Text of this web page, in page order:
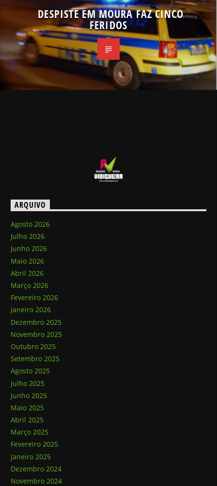
DESPISTE EM MOURA FAZ CINCO
FERIDOS
ARQUIVO
Agosto 2026
Julho 2026
Junho 2026
Maio 2026
Abril 2026
Março 2026
Fevereiro 2026
Janeiro 2026
Dezembro 2025
Novembro 2025
Outubro 2025
Setembro 2025
Agosto 2025
Julho 2025
Junho 2025
Maio 2025
Abril 2025
Março 2025
Fevereiro 2025
Janeiro 2025
Dezembro 2024
Novembro 2024